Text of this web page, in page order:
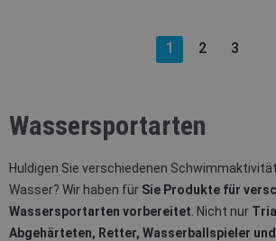
1 2 3
Wassersportarten
Huldigen Sie verschiedenen
Wasser? Wir haben für Sie Produkte für
Wassersportarten vorbereitet . Nicht nur
Abgehärteten, Retter, Wasserballspieler